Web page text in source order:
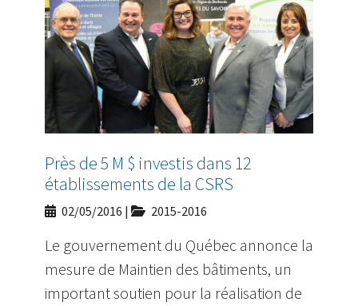
Près de 5 M $ investis dans 12
établissements de la CSRS
02/05/2016 | 2015-2016
Le gouvernement du Québec annonce la
mesure de Maintien des bâtiments, un
important soutien pour la réalisation de